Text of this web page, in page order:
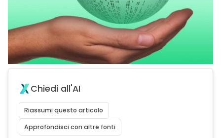
Chiedi all'AI
Riassumi questo articolo
Approfondisci con altre fonti